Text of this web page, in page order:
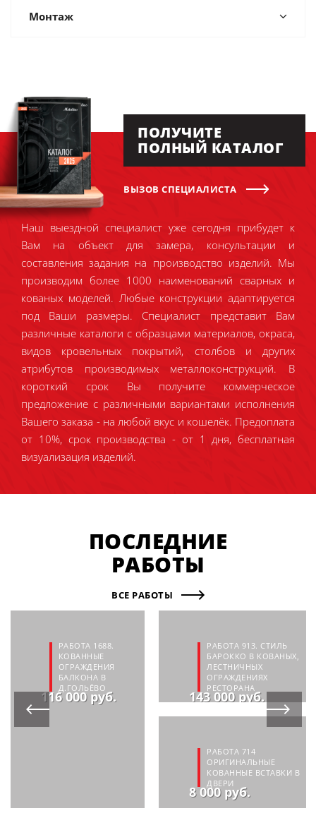
Монтаж
ПОЛУЧИТЕ
ПОЛНЫЙ КАТАЛОГ
ВЫЗОВ СПЕЦИАЛИСТА
Наш выездной специалист уже сегодня прибудет к
Вам на объект для замера, консультации и
составления задания на производство изделий. Мы
производим более 1000 наименований сварных и
кованых моделей. Любые конструкции адаптируется
под Ваши размеры. Специалист представит Вам
различные каталоги с образцами материалов, окраса,
видов кровельных покрытий, столбов и других
атрибутов производимых металлоконструкций. В
короткий срок Вы получите коммерческое
предложение с различными вариантами исполнения
Вашего заказа - на любой вкус и кошелёк. Предоплата
от 10%, срок производства - от 1 дня, бесплатная
визуализация изделий.
ПОСЛЕДНИЕ
РАБОТЫ
ВСЕ РАБОТЫ
РАБОТА 1688.
КОВАННЫЕ
ОГРАЖДЕНИЯ
БАЛКОНА В
Д.ГОЛЬЁВО
116 000 руб.
РАБОТА 913. СТИЛЬ
БАРОККО В КОВАНЫХ,
ЛЕСТНИЧНЫХ
ОГРАЖДЕНИЯХ
РЕСТОРАНА
143 000 руб.
РАБОТА 714
ОРИГИНАЛЬНЫЕ
КОВАННЫЕ ВСТАВКИ В
ДВЕРИ
8 000 руб.